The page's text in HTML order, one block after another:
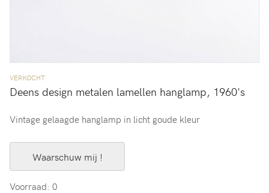
VERKOCHT
Deens design metalen lamellen hanglamp, 1960's
Vintage gelaagde hanglamp in licht goude kleur
Waarschuw mij !
Voorraad: 0